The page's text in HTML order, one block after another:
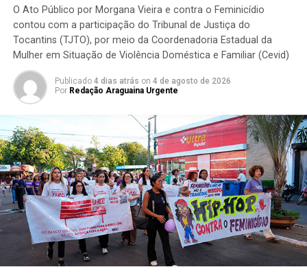
O Ato Público por Morgana Vieira e contra o Feminicídio
contou com a participação do Tribunal de Justiça do
Tocantins (TJTO), por meio da Coordenadoria Estadual da
Mulher em Situação de Violência Doméstica e Familiar (Cevid)
Publicado 4 dias atrás on 4 de agosto de 2026
Por Redação Araguaina Urgente